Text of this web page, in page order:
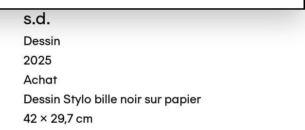
s.d.
Dessin
2025
Achat
Dessin Stylo bille noir sur papier
42 x 29,7 cm